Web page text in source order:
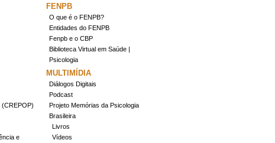
FENPB
O que é o FENPB?
Entidades do FENPB
Fenpb e o CBP
Biblioteca Virtual em Saúde |
Psicologia
e
MULTIMÍDIA
Diálogos Digitais
Podcast
Projeto Memórias da Psicologia
Brasileira
Livros
Vídeos